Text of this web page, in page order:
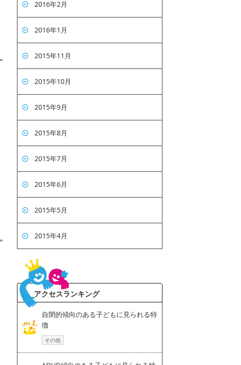
2016年2月
2016年1月
2015年11月
2015年10月
2015年9月
2015年8月
2015年7月
2015年6月
2015年5月
2015年4月
アクセスランキング
自閉的傾向のある子どもに見られる特
徴
その他